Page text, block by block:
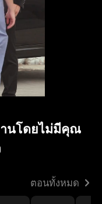
นโดยไม่มีคุณ
ตอนทั้งหมด